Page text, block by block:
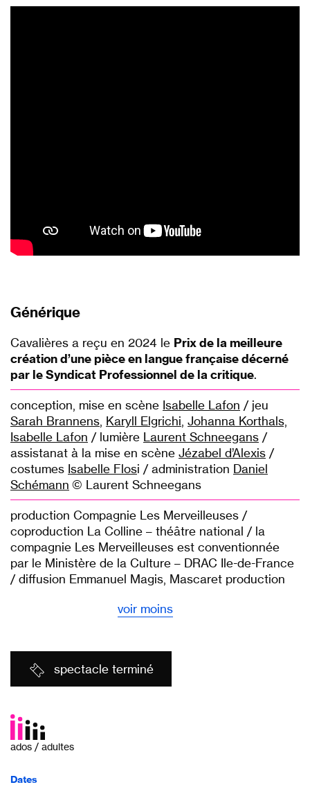
Générique
Cavalières a reçu en 2024 le Prix de la meilleure
création d’une pièce en langue française décerné
par le Syndicat Professionnel de la critique.
conception, mise en scène Isabelle Lafon / jeu
Sarah Brannens, Karyll Elgrichi, Johanna Korthals,
Isabelle Lafon / lumière Laurent Schneegans /
assistanat à la mise en scène Jézabel d’Alexis /
costumes Isabelle Flosi / administration Daniel
Schémann © Laurent Schneegans
production Compagnie Les Merveilleuses /
coproduction La Colline – théâtre national / la
compagnie Les Merveilleuses est conventionnée
par le Ministère de la Culture – DRAC Ile-de-France
/ diffusion Emmanuel Magis, Mascaret production
voir moins
spectacle terminé
ados / adultes
Dates